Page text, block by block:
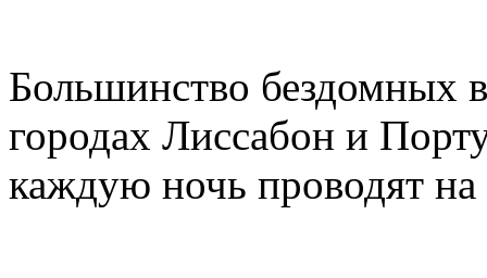
Большинство бездомных
городах Лиссабон и
каждую ночь проводят